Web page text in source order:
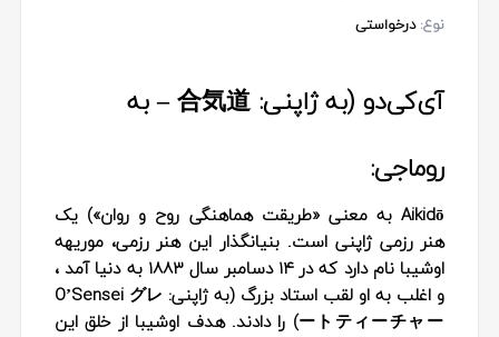
نوع:درخواستی
آی‌کی‌دو (به ژاپنی: 合気道 – به
روماجی:
Aikidō به معنی «طریقت هماهنگی روح و روان») یک
هنر رزمی ژاپنی است. بنیانگذار این هنر رزمی، موریهه
اوشیبا نام دارد که در ۱۴ دسامبر سال ۱۸۸۳ به دنیا آمد ،
و اغلب به او لقب استاد بزرگ (به ژاپنی: O’Sensei グレ
ートティーチャー) را دادند. هدف اوشیبا از خلق این